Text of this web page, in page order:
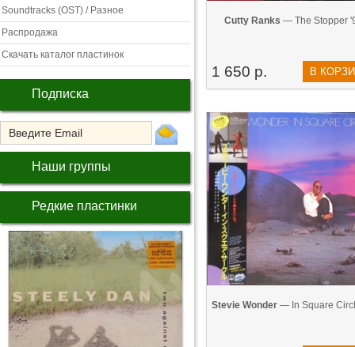
Soundtracks (OST) / Разное
Распродажа
Скачать каталог пластинок
Подписка
Наши группы
Редкие пластинки
Cutty Ranks — The Stopper
1 650 р. В
Stevie Wonder— In Square